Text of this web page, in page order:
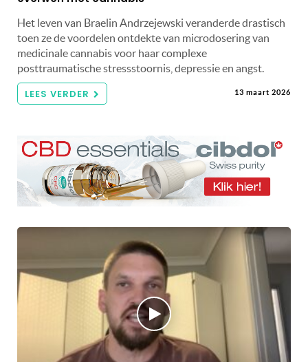
Het leven van Braelin Andrzejewski veranderde drastisch
toen ze de voordelen ontdekte van microdosering van
medicinale cannabis voor haar complexe
posttraumatische stressstoornis, depressie en angst.
LEES VERDER 13 maart 2026